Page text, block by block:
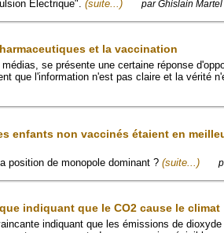
Électrique". (suite...) par Ghislain Martel
et la vaccination
se présente une certaine réponse
que l'information n'est pas claire et la vérité
enfants non vaccinés étaient en
position de monopole dominant ? (suite...)
indiquant que le CO2 cause le climat
indiquant que les émissions de